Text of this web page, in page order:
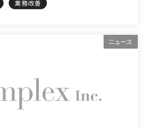
業務改善
ニュース